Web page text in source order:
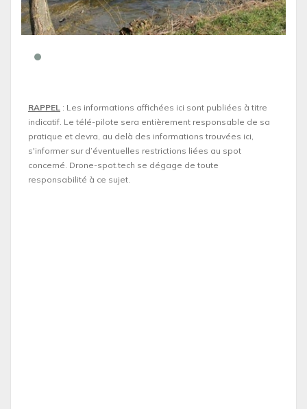
RAPPEL : Les informations affichées ici sont publiées à titre
indicatif. Le télé-pilote sera entièrement responsable de sa
pratique et devra, au delà des informations trouvées ici,
s'informer sur d’éventuelles restrictions liées au spot
concerné. Drone-spot.tech se dégage de toute
responsabilité à ce sujet.